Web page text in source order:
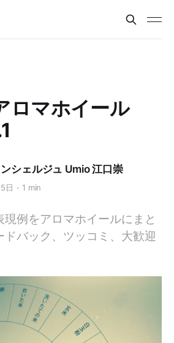
ロマホイール
シェルジュ Umio 江口崇
日 1 min
例をアロマホイールにまと
ドバック、ツッコミ、大歓迎